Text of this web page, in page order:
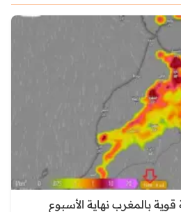
بالمغرب نهاية الأسبوع